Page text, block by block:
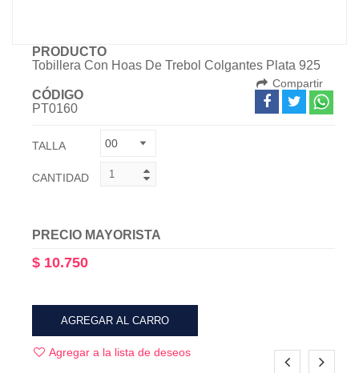
PRODUCTO
Tobillera Con Hoas De Trebol Colgantes Plata 925
CÓDIGO
PT0160
Compartir
TALLA
CANTIDAD
PRECIO MAYORISTA
$ 10.750
AGREGAR AL CARRO
Agregar a la lista de deseos